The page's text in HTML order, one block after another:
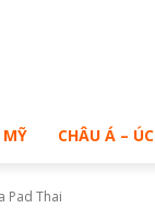
CHÂU Á – ÚC
Pad Thai